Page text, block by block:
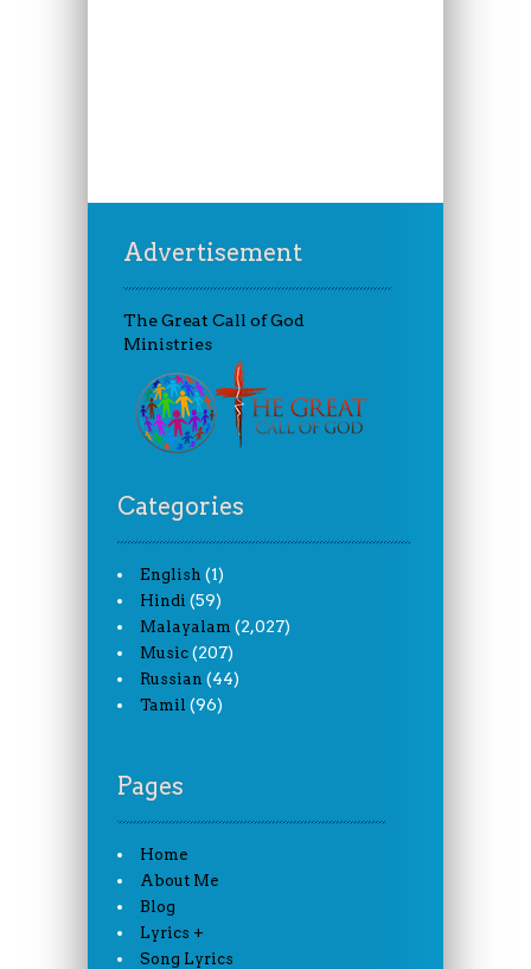
Advertisement
The Great Call of God
Ministries
Categories
English (1)
Hindi (59)
Malayalam (2,027)
Music (207)
Russian (44)
Tamil (96)
Pages
Home
About Me
Blog
Lyrics +
Song Lyrics